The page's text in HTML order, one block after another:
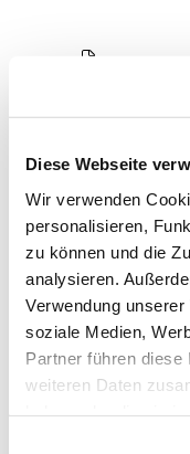
Diese Webseite
Wir verwenden
personalisieren,
zu können und die
analysieren.
Verwendung
soziale Medien,
Partner führen
weiteren Daten